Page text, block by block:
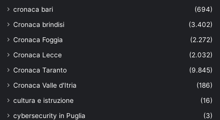
cronaca bari
(694)
Cronaca brindisi
(3.402)
Cronaca Foggia
(2.272)
Cronaca Lecce
(2.032)
Cronaca Taranto
(9.845)
Cronaca Valle d'Itria
(186)
cultura e istruzione
(16)
cybersecurity in Puglia
(3)